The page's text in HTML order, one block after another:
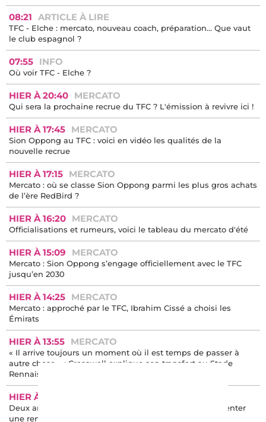
08:21 ARTICLE À LIRE
TFC - Elche : mercato, nouveau coach, préparation… Que vaut
le club espagnol ?
07:55 INFO
Où voir TFC - Elche ?
HIER À 20:40 MERCATO
Qui sera la prochaine recrue du TFC ? L'émission à revivre ici !
HIER À 17:45 MERCATO
Sion Oppong au TFC : voici en vidéo les qualités de la
nouvelle recrue
HIER À 17:15 MERCATO
Mercato : où se classe Sion Oppong parmi les plus gros achats
de l’ère RedBird ?
HIER À 16:20 MERCATO
Officialisations et rumeurs, voici le tableau du mercato d'été
HIER À 15:09 MERCATO
Mercato : Sion Oppong s’engage officiellement avec le TFC
jusqu’en 2030
HIER À 14:25 MERCATO
Mercato : approché par le TFC, Ibrahim Cissé a choisi les
Émirats
HIER À 13:55 MERCATO
« Il arrive toujours un moment où il est temps de passer à
autre chose » : Cresswell explique son transfert au Stade
Rennais
HIER À 13:07
Deux anciens du TFC se retrouvent en Belgique pour tenter
une remontée dans l’élite